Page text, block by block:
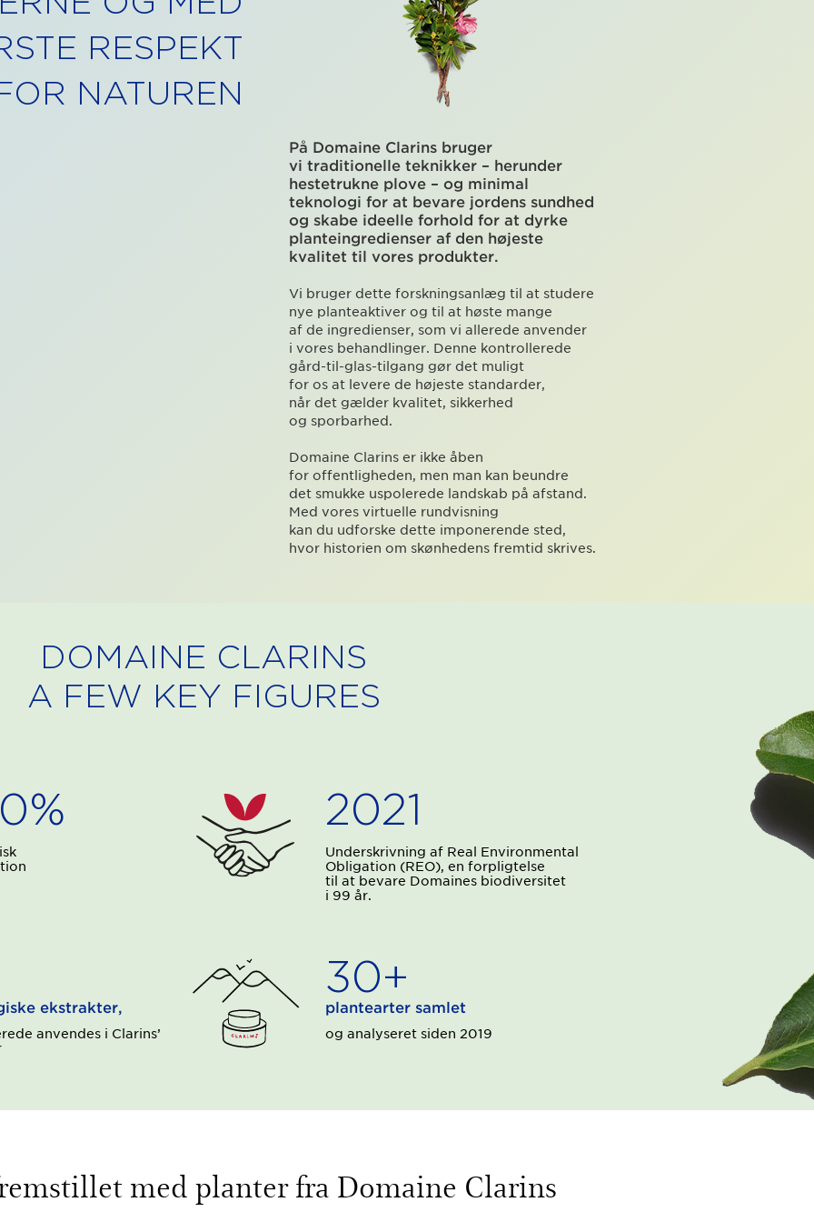
RESPEKT
NATUREN
På Domaine Clarins bruger
vi traditionelle teknikker – herunder
hestetrukne plove – og minimal
teknologi for at bevare jordens sundhed
og skabe ideelle forhold for at dyrke
planteingredienser af den højeste
kvalitet til vores produkter.
Vi bruger dette forskningsanlæg til at studere
nye planteaktiver og til at høste mange
af de ingredienser, som vi allerede anvender
i vores behandlinger. Denne kontrollerede
gård-til-glas-tilgang gør det muligt
for os at levere de højeste standarder,
når det gælder kvalitet, sikkerhed
og sporbarhed.
Domaine Clarins er ikke åben
for offentligheden, men man kan beundre
det smukke uspolerede landskab på afstand.
Med vores virtuelle rundvisning
kan du udforske dette imponerende sted,
hvor historien om skønhedens fremtid skrives.
DOMAINE CLARINS
A FEW KEY FIGURES
2021
Underskrivning af Real Environmental
Obligation (REO), en forpligtelse
til at bevare Domaines biodiversitet
i 99 år.
ekstrakter,
anvendes i Clarins’
30+
plantearter samlet
og analyseret siden 2019
med planter fra Domaine Clarins